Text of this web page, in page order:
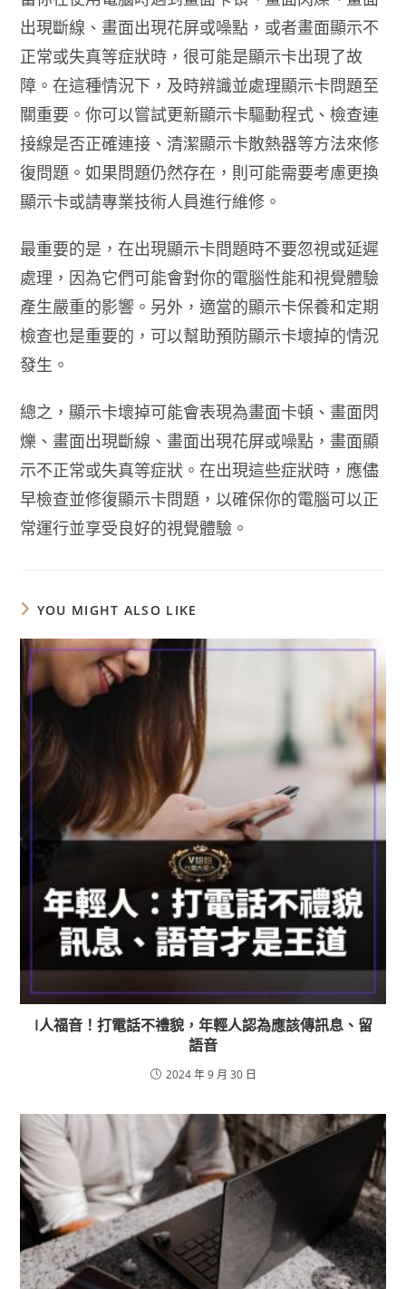
出現斷線、畫面出現花屏或噪點，或者畫面顯示不
正常或失真等症狀時，很可能是顯示卡出現了故
障。在這種情況下，及時辨識並處理顯示卡問題至
關重要。你可以嘗試更新顯示卡驅動程式、檢查連
接線是否正確連接、清潔顯示卡散熱器等方法來修
復問題。如果問題仍然存在，則可能需要考慮更換
顯示卡或請專業技術人員進行維修。
最重要的是，在出現顯示卡問題時不要忽視或延遲
處理，因為它們可能會對你的電腦性能和視覺體驗
產生嚴重的影響。另外，適當的顯示卡保養和定期
檢查也是重要的，可以幫助預防顯示卡壞掉的情況
發生。
總之，顯示卡壞掉可能會表現為畫面卡頓、畫面閃
爍、畫面出現斷線、畫面出現花屏或噪點，畫面顯
示不正常或失真等症狀。在出現這些症狀時，應儘
早檢查並修復顯示卡問題，以確保你的電腦可以正
常運行並享受良好的視覺體驗。
YOU MIGHT ALSO LIKE
I人福音！打電話不禮貌，年輕人認為應該傳訊息、留
語音
2024 年 9 月 30 日